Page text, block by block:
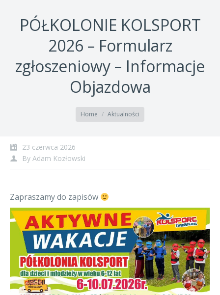
PÓŁKOLONIE KOLSPORT
2026 – Formularz
zgłoszeniowy – Informacje
Objazdowa
Home Aktualności
23 czerwca 2026
By Adam Kozłowski
Zapraszamy do zapisów